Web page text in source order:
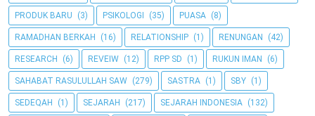
PRODUK BARU (3) PSIKOLOGI (35) PUASA (8)
RAMADHAN BERKAH (16) RELATIONSHIP (1) RENUNGAN (42)
RESEARCH (6) REVEIW (12) RPP SD (1) RUKUN IMAN (6)
SAHABAT RASULULLAH SAW (279) SASTRA (1) SBY (1)
SEDEQAH (1) SEJARAH (217) SEJARAH INDONESIA (132)